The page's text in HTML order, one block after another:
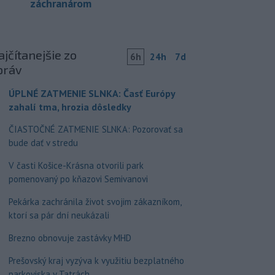
záchranárom
zo
6h 24h 7d
ÚPLNÉ ZATMENIE SLNKA: Časť Európy
zahalí tma, hrozia dôsledky
ČIASTOČNÉ ZATMENIE SLNKA: Pozorovať sa
bude dať v stredu
V časti Košice-Krásna otvorili park
pomenovaný po kňazovi Semivanovi
Pekárka zachránila život svojim zákazníkom,
ktorí sa pár dní neukázali
Brezno obnovuje zastávky MHD
Prešovský kraj vyzýva k využitiu bezplatného